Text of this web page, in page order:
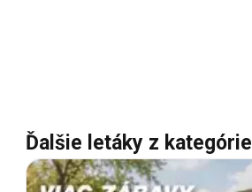
Ďalšie letáky z kategórie